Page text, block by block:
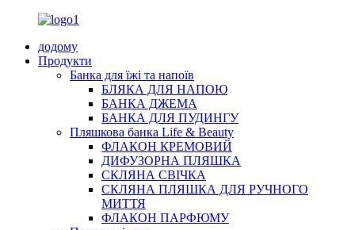
додому
Продукти
Банка для їжі та напоїв
БЛЯКА ДЛЯ НАПОЮ
БАНКА ДЖЕМА
БАНКА ДЛЯ ПУДИНГУ
Пляшкова банка Life & Beauty
ФЛАКОН КРЕМОВИЙ
ДИФУЗОРНА ПЛЯШКА
СКЛЯНА СВІЧКА
СКЛЯНА ПЛЯШКА ДЛЯ РУЧНОГО
МИТТЯ
ФЛАКОН ПАРФЮМУ